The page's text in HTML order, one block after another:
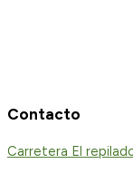
Contacto
Carretera El